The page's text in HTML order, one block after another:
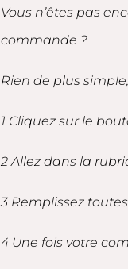
Vous n’êtes pas
commande ?
Rien de plus
1 Cliquez sur le
2 Allez dans la
3 Remplissez
4 Une fois votre